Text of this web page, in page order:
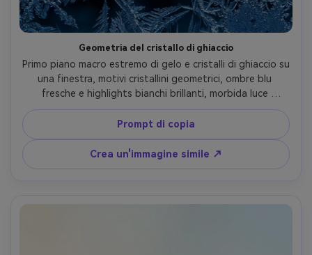
Geometria del cristallo di ghiaccio
Primo piano macro estremo di gelo e cristalli di ghiaccio su
una finestra, motivi cristallini geometrici, ombre blu
fresche e highlights bianchi brillanti, morbida luce
mattutina, sfondo sfocato in forme astratte, Nikon Z7 II,
105mm macro, f/6.3, ultra nitida, pulita foto macro
realistica-AR 4:5
Prompt di copia
Crea un'immagine simile ↗